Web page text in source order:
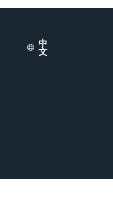
Select Language
中
文